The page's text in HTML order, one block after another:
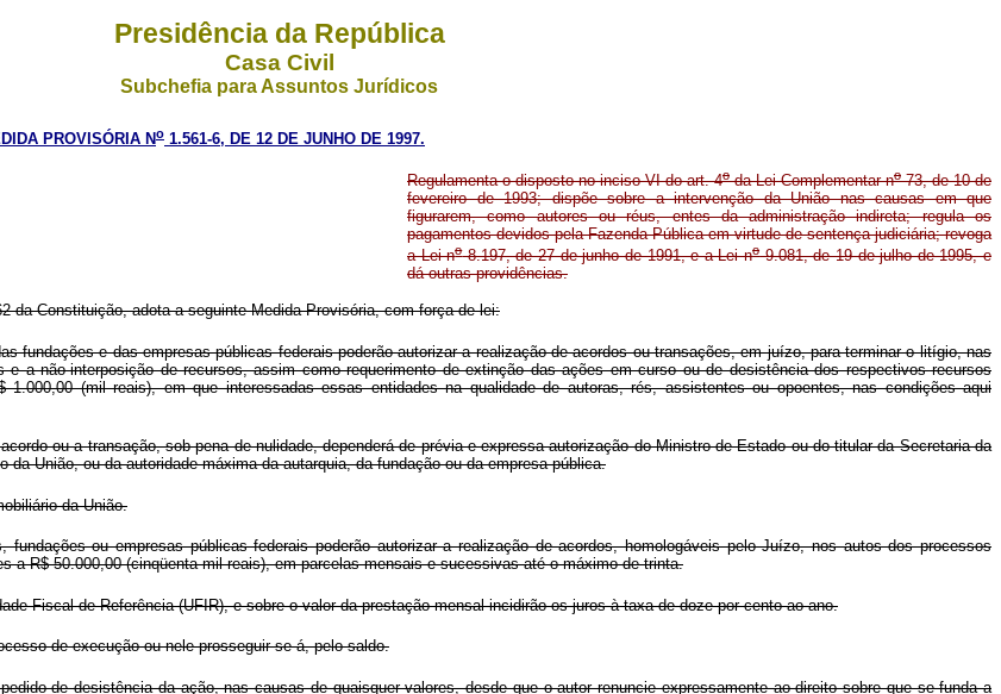
Presidência da República
Casa Civil
Subchefia para Assuntos Jurídicos
PROVISÓRIA No 1.561-6, DE 12 DE JUNHO DE 1997.
Regulamenta o disposto no inciso VI do art. 4oda Lei Complementar no73, de 10 de
fevereiro de 1993; dispõe sobre a intervenção da União nas causas em que
figurarem, como autores ou réus, entes da administração indireta; regula os
pagamentos devidos pela Fazenda Pública em virtude de sentença judiciária; revoga
a Lei no8.197, de 27 de junho de 1991, e a Lei no9.081, de 19 de julho de 1995, e
dá outras providências.
da Constituição, adota a seguinte Medida Provisória, com força de lei:
fundações e das empresas públicas federais poderão autorizar a realização de acordos ou transações, em juízo, para terminar o litígio, nas
a não-interposição de recursos, assim como requerimento de extinção das ações em curso ou de desistência dos respectivos recursos
(mil reais), em que interessadas essas entidades na qualidade de autoras, rés, assistentes ou opoentes, nas condições aqui
ou a transação, sob pena de nulidade, dependerá de prévia e expressa autorização do Ministro de Estado ou do titular da Secretaria da
União, ou da autoridade máxima da autarquia, da fundação ou da empresa pública.
da União.
ou empresas públicas federais poderão autorizar a realização de acordos, homologáveis pelo Juízo, nos autos dos processos
a R$ 50.000,00 (cinqüenta mil reais), em parcelas mensais e sucessivas até o máximo de trinta.
Fiscal de Referência (UFIR), e sobre o valor da prestação mensal incidirão os juros à taxa de doze por cento ao ano.
de execução ou nele prosseguir-se-á, pelo saldo.
de desistência da ação, nas causas de quaisquer valores, desde que o autor renuncie expressamente ao direito sobre que se funda a